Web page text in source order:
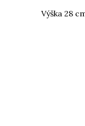
Výška 28